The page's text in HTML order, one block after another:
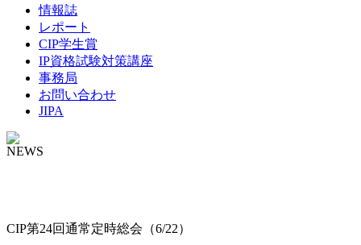
情報誌
レポート
CIP学生賞
IP資格試験対策講座
事務局
お問い合わせ
JIPA
NEWS
CIP第24回通常定時総会（6/22）